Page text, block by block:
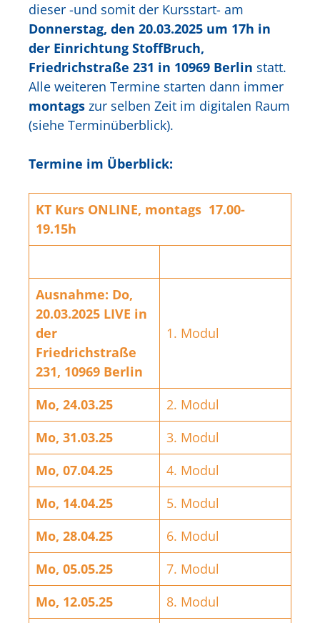
dieser -und somit der Kursstart- am
Donnerstag, den 20.03.2025 um 17h in
der Einrichtung StoffBruch,
Friedrichstraße 231 in 10969 Berlin statt.
Alle weiteren Termine starten dann immer
montags zur selben Zeit im digitalen Raum
(siehe Terminüberblick).
Termine im Überblick:
KT Kurs ONLINE, montags 17.00-
19.15h
Ausnahme: Do,
20.03.2025 LIVE in
der
Friedrichstraße
231, 10969 Berlin
1. Modul
Mo, 24.03.25
2. Modul
Mo, 31.03.25
3. Modul
Mo, 07.04.25
4. Modul
Mo, 14.04.25
5. Modul
Mo, 28.04.25
6. Modul
Mo, 05.05.25
7. Modul
Mo, 12.05.25
8. Modul